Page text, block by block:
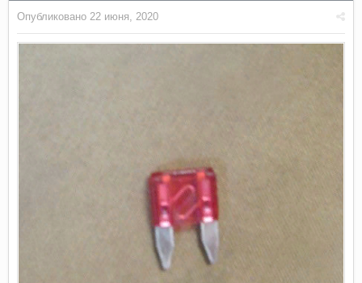
Опубликовано 22 июня, 2020